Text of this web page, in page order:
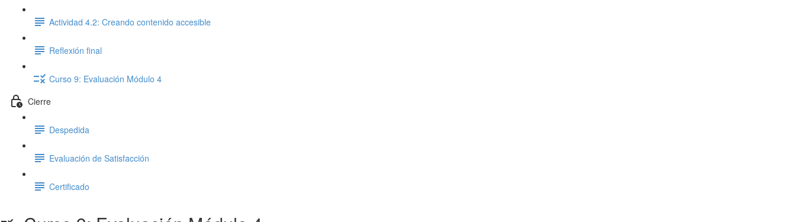
Actividad 4.2: Creando contenido accesible
Reflexión final
Curso 9: Evaluación Módulo 4
Cierre
Despedida
Evaluación de Satisfacción
Certificado